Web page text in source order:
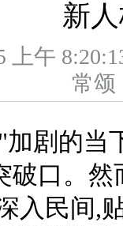
新
上午
常
剧的当
破口。
入民间,